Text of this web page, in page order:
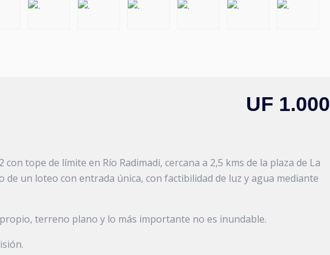
UF 1.000
con tope de límite en Río Radimadi, cercana a 2,5 kms de la plaza de La
de un loteo con entrada única, con factibilidad de luz y agua mediante
terreno plano y lo más importante no es inundable.